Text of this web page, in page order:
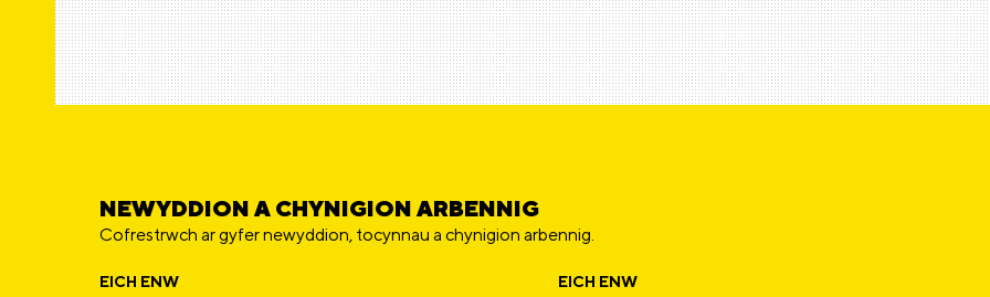
NEWYDDION A CHYNIGION ARBENNIG
Cofrestrwch ar gyfer newyddion, tocynnau a chynigion arbennig.
EICH ENW EICH ENW